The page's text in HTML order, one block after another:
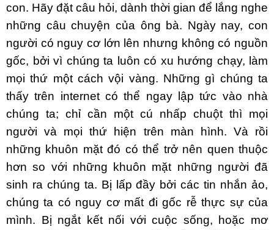
con. Hãy đặt câu hỏi, dành thời gian để lắng nghe
những câu chuyện của ông bà. Ngày nay, con
người có nguy cơ lớn lên nhưng không có nguồn
gốc, bởi vì chúng ta luôn có xu hướng chạy, làm
mọi thứ một cách vội vàng. Những gì chúng ta
thấy trên internet có thể ngay lập tức vào nhà
chúng ta; chỉ cần một cú nhấp chuột thì mọi
người và mọi thứ hiện trên màn hình. Và rồi
những khuôn mặt đó có thể trở nên quen thuộc
hơn so với những khuôn mặt những người đã
sinh ra chúng ta. Bị lấp đầy bởi các tin nhắn ảo,
chúng ta có nguy cơ mất đi gốc rễ thực sự của
mình. Bị ngắt kết nối với cuộc sống, hoặc mơ